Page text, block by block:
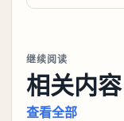
继续阅读
相关内容
查看全部